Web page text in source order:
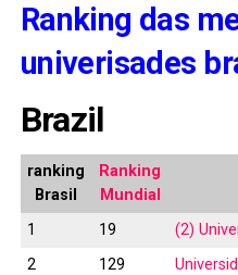
Ranking das
univerisades
Brazil
ranking
Brasil
Ranking
Mundial
1 19
(2)
2
129